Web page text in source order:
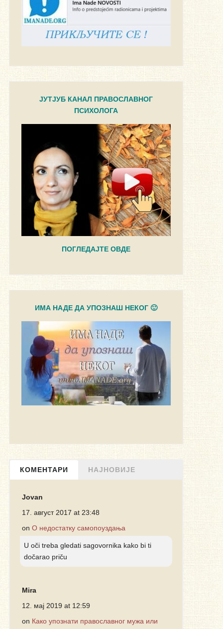
ЈУТЈУБ КАНАЛ ПРАВОСЛАВНОГ
ПСИХОЛОГА
ПОГЛЕДАЈТЕ ОВДЕ
ИМА НАДЕ ДА УПОЗНАШ НЕКОГ 🙂
КОМЕНТАРИ НАЈНОВИЈЕ
Jovan
17. август 2017 at 23:48
on О недостатку самопоуздања
U oči treba gledati sagovornika kako bi ti
dočarao priču
Mira
12. мај 2019 at 12:59
on Како упознати православног мужа или